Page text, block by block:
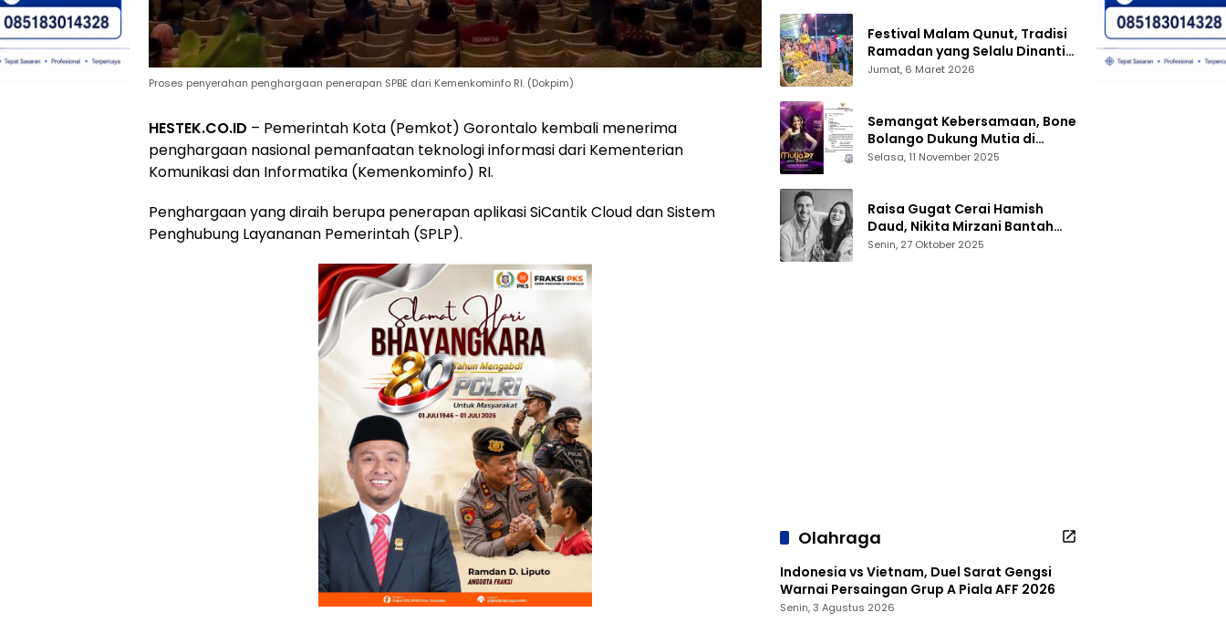
Proses penyerahan penghargaan penerapan SPBE dari Kemenkominfo RI. (Dokpim)
HESTEK.CO.ID – Pemerintah Kota (Pemkot) Gorontalo kembali menerima
penghargaan nasional pemanfaatan teknologi informasi dari Kementerian
Komunikasi dan Informatika (Kemenkominfo) RI.
Penghargaan yang diraih berupa penerapan aplikasi SiCantik Cloud dan Sistem
Penghubung Layananan Pemerintah (SPLP).
Festival Malam Qunut, Tradisi
Ramadan yang Selalu Dinanti
Warga Gorontalo
Jumat, 6 Maret 2026
Semangat Kebersamaan, Bone
Bolango Dukung Mutia di
Panggung Dangdut Academy 7
Selasa, 11 November 2025
Raisa Gugat Cerai Hamish
Daud, Nikita Mirzani Bantah
Peras Reza Gladys
Senin, 27 Oktober 2025
Olahraga
Indonesia vs Vietnam, Duel Sarat Gengsi
Warnai Persaingan Grup A Piala AFF 2026
Senin, 3 Agustus 2026